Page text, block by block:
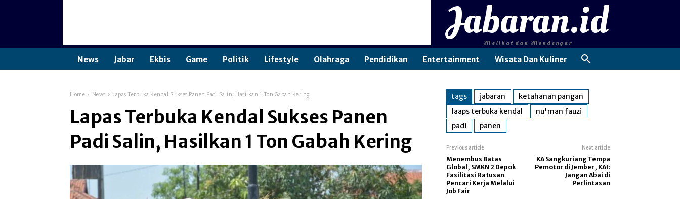
Jabaran.id
Melihat dan Mendengar
News Jabar Ekbis Game Politik Lifestyle Olahraga Pendidikan Entertainment Wisata Dan Kuliner
Home News Lapas Terbuka Kendal Sukses Panen Padi Salin, Hasilkan 1 Ton Gabah Kering
Lapas Terbuka Kendal Sukses Panen
Padi Salin, Hasilkan 1 Ton Gabah Kering
tags jabaran
ketahanan pangan
laaps terbuka kendal
nu'man fauzi
padi
panen
Previous article
Menembus Batas
Global, SMKN 2 Depok
Fasilitasi Ratusan
Pencari Kerja Melalui
Job Fair
Next article
KA Sangkuriang Tempa
Pemotor di Jember, KAI:
Jangan Abai di
Perlintasan